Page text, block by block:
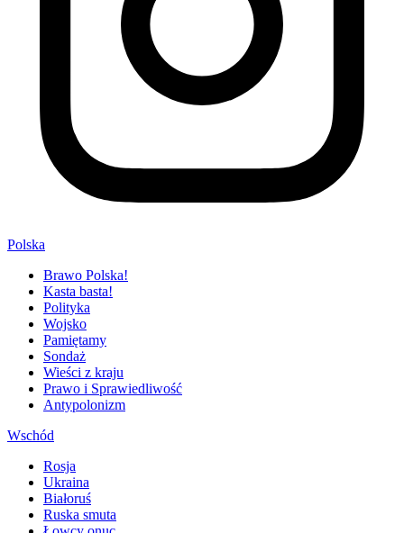
Polska
Brawo Polska!
Kasta basta!
Polityka
Wojsko
Pamiętamy
Sondaż
Wieści z kraju
Prawo i Sprawiedliwość
Antypolonizm
Wschód
Rosja
Ukraina
Białoruś
Ruska smuta